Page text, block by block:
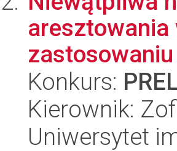
aresztowania
Konkurs:
Kierownik:
Uniwersytet